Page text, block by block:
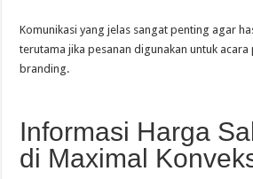
Komunikasi yang jelas sangat penting agar
terutama jika pesanan digunakan untuk
branding.
Informasi Harga
di Maximal